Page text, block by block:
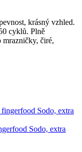
krásný vzhled.
cyklů. Plně
mrazničky, čiré,
Sodo, extra